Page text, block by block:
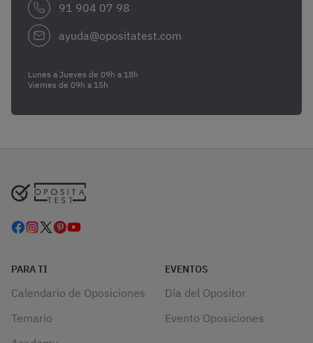
91 904 07 98
ayuda@opositatest.com
Lunes a Jueves de 09h a 18h
Viernes de 09h a 15h